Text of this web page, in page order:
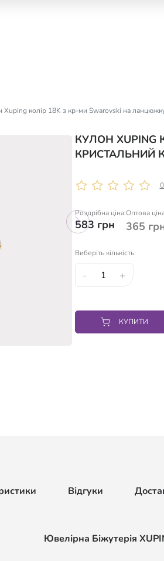
Xuping колір 18K з кр-ми Swarovski на
КУЛОН
КРИСТАЛЬНИЙ
Роздрібна ціна:
583 грн
Оптова
365
Виберіть кількість:
- +
КУПИТИ
Відгуки
Ювелірна Біжутерія